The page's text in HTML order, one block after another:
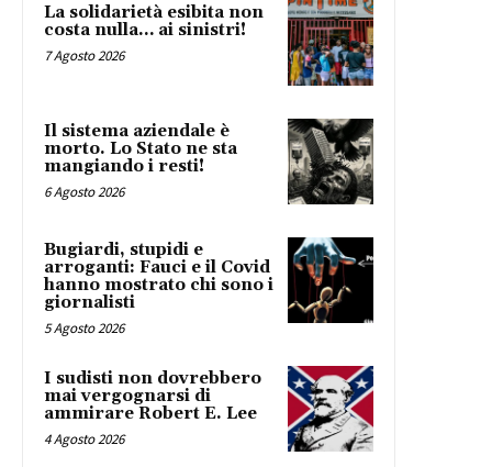
La solidarietà esibita non
costa nulla… ai sinistri!
7 Agosto 2026
Il sistema aziendale è
morto. Lo Stato ne sta
mangiando i resti!
6 Agosto 2026
Bugiardi, stupidi e
arroganti: Fauci e il Covid
hanno mostrato chi sono i
giornalisti
5 Agosto 2026
I sudisti non dovrebbero
mai vergognarsi di
ammirare Robert E. Lee
4 Agosto 2026